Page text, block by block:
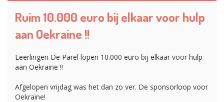
Ruim 10.000 euro bij elkaar voor hulp
aan Oekraine !!
Leerlingen De Parel lopen 10.000 euro bij elkaar voor hulp
aan Oekraine !!
Afgelopen vrijdag was het dan zo ver. De sponsorloop voor
Oekraine!